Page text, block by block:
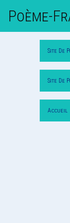
Poème-Fr
Site De
Site De
Accueil